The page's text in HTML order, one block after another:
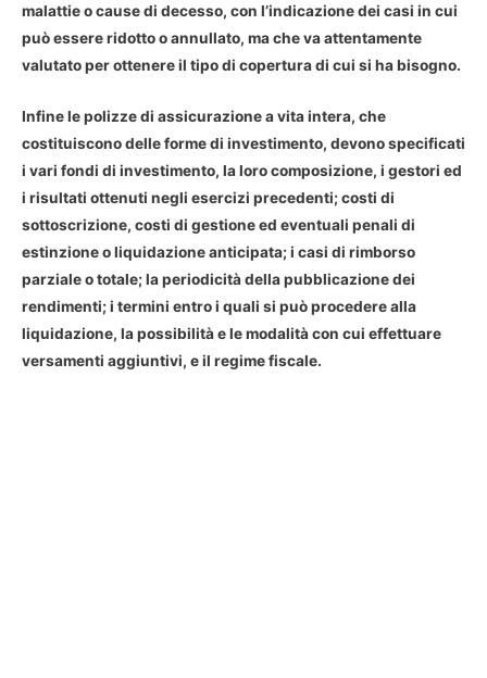
malattie o cause di decesso, con l’indicazione dei casi in cui
può essere ridotto o annullato, ma che va attentamente
valutato per ottenere il tipo di copertura di cui si ha bisogno.
Infine lepolizze di assicurazione a vita intera, che
costituiscono delle forme di investimento, devono specificati
i vari fondi di investimento, la loro composizione, i gestori ed
i risultati ottenuti negli esercizi precedenti; costi di
sottoscrizione, costi di gestione ed eventuali penali di
estinzione o liquidazione anticipata; i casi di rimborso
parziale o totale; la periodicità della pubblicazione dei
rendimenti; i termini entro i quali si può procedere alla
liquidazione, la possibilità e le modalità con cui effettuare
versamenti aggiuntivi, e il regime fiscale.